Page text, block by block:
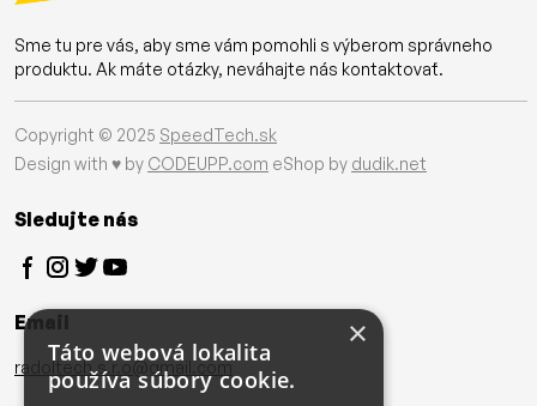
Sme tu pre vás, aby sme vám pomohli s výberom správneho
produktu. Ak máte otázky, neváhajte nás kontaktovať.
Copyright © 2025 SpeedTech.sk
Design with ♥ by CODEUPP.com eShop by dudik.net
Sledujte nás
Email
radoltech.s.r.o@gmail.com
×
Táto webová lokalita
používa súbory cookie.